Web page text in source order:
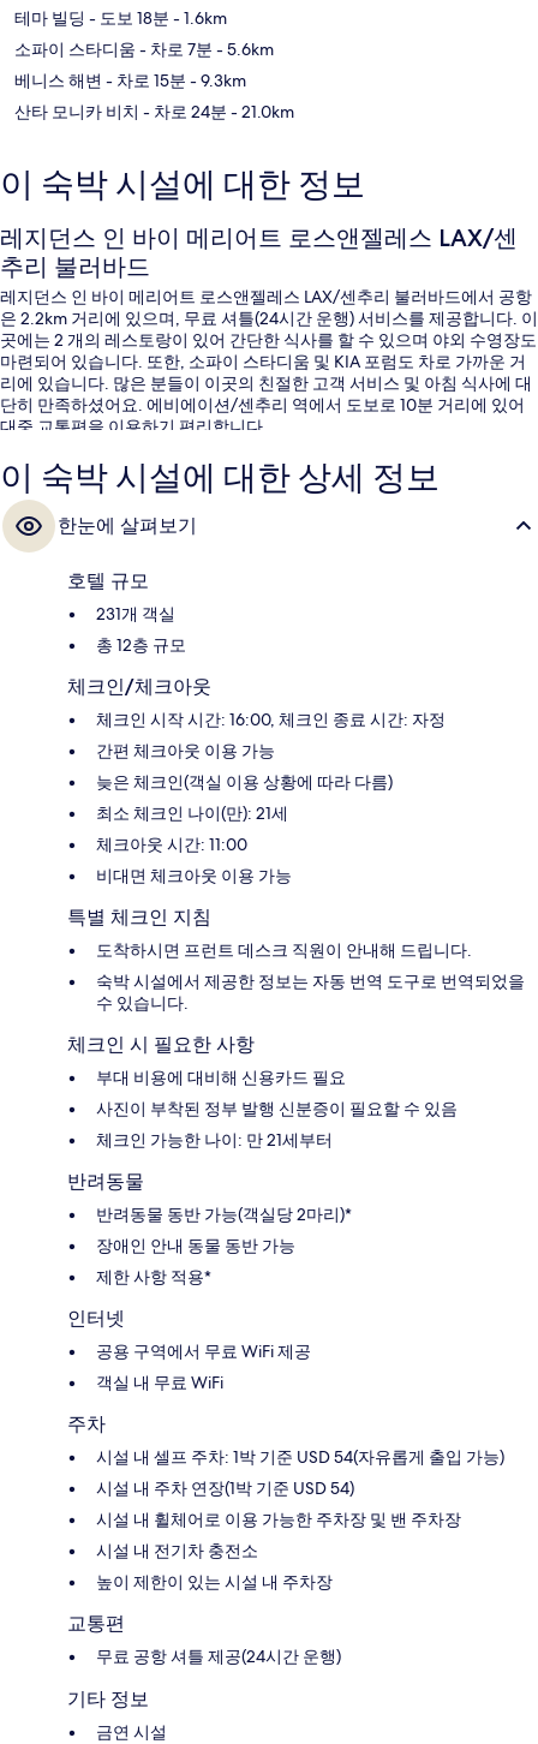
테마 빌딩 - 도보 18분 - 1.6km
소파이 스타디움 - 차로 7분 - 5.6km
베니스 해변 - 차로 15분 - 9.3km
산타 모니카 비치 - 차로 24분 - 21.0km
이 숙박 시설에 대한 정보
레지던스 인 바이 메리어트 로스앤젤레스 LAX/센
추리 불러바드
레지던스 인 바이 메리어트 로스앤젤레스 LAX/센추리 불러바드에서 공항
은 2.2km 거리에 있으며, 무료 셔틀(24시간 운행) 서비스를 제공합니다. 이
곳에는 2 개의 레스토랑이 있어 간단한 식사를 할 수 있으며 야외 수영장도
마련되어 있습니다. 또한, 소파이 스타디움 및 KIA 포럼도 차로 가까운 거
리에 있습니다. 많은 분들이 이곳의 친절한 고객 서비스 및 아침 식사에 대
단히 만족하셨어요. 에비에이션/센추리 역에서 도보로 10분 거리에 있어
대중 교통편을 이용하기 편리합니다.
이 숙박 시설에 대한 상세 정보
한눈에 살펴보기
호텔 규모
231개 객실
총 12층 규모
체크인/체크아웃
체크인 시작 시간: 16:00, 체크인 종료 시간: 자정
간편 체크아웃 이용 가능
늦은 체크인(객실 이용 상황에 따라 다름)
최소 체크인 나이(만): 21세
체크아웃 시간: 11:00
비대면 체크아웃 이용 가능
특별 체크인 지침
도착하시면 프런트 데스크 직원이 안내해 드립니다.
숙박 시설에서 제공한 정보는 자동 번역 도구로 번역되었을
수 있습니다.
체크인 시 필요한 사항
부대 비용에 대비해 신용카드 필요
사진이 부착된 정부 발행 신분증이 필요할 수 있음
체크인 가능한 나이: 만 21세부터
반려동물
반려동물 동반 가능(객실당 2마리)*
장애인 안내 동물 동반 가능
제한 사항 적용*
인터넷
공용 구역에서 무료 WiFi 제공
객실 내 무료 WiFi
주차
시설 내 셀프 주차: 1박 기준 USD 54(자유롭게 출입 가능)
시설 내 주차 연장(1박 기준 USD 54)
시설 내 휠체어로 이용 가능한 주차장 및 밴 주차장
시설 내 전기차 충전소
높이 제한이 있는 시설 내 주차장
교통편
무료 공항 셔틀 제공(24시간 운행)
기타 정보
금연 시설